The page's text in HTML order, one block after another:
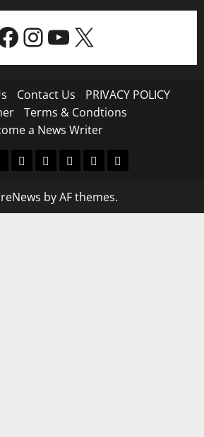
Instagram
YouTube
X
Contact Us
PRIVACY POLICY
Terms & Condtions
a News Writer
ContactPRIVACY
Disclaimer
Terms
Condtions
Become
News
by AF themes.